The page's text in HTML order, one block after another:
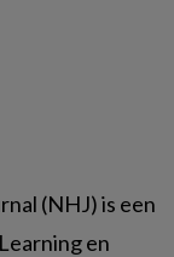
(NHJ) is een
en